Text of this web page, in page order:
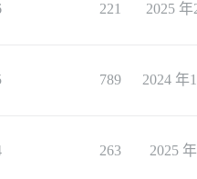
221 2025 年
789 2024 年
263 2025